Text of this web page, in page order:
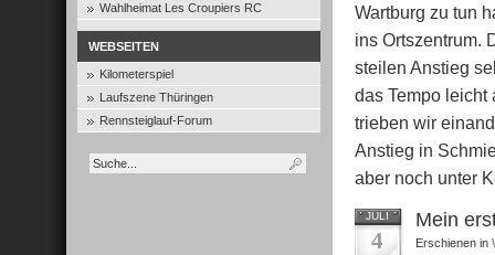
Wahlheimat Les Croupiers RC
WEBSEITEN
Kilometerspiel
Laufszene Thüringen
Rennsteiglauf-Forum
Wartburg zu tun
ins Ortszentrum.
steilen Anstieg
das Tempo leicht
trieben wir
Anstieg in
aber noch unter
JULI
4
Mein
Erschienen in